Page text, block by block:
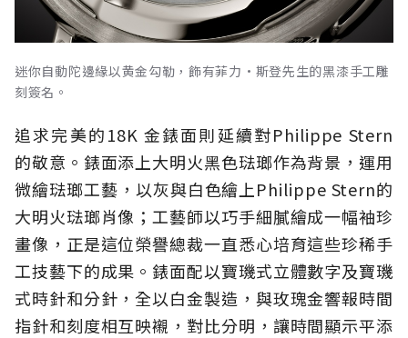
迷你自動陀邊緣以黄金勾勒，飾有菲力·斯登先生的黑漆手工雕
刻簽名。
追求完美的18K 金錶面則延續對Philippe Stern
的敬意。錶面添上大明火黑色琺瑯作為背景，運用
微繪琺瑯工藝，以灰與白色繪上Philippe Stern的
大明火琺瑯肖像；工藝師以巧手細膩繪成一幅袖珍
畫像，正是這位榮譽總裁一直悉心培育這些珍稀手
工技藝下的成果。錶面配以寶璣式立體數字及寶璣
式時針和分針，全以白金製造，與玫瑰金響報時間
指針和刻度相互映襯，對比分明，讓時間顯示平添